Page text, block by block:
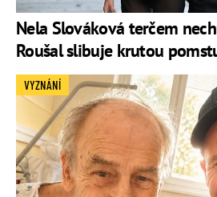
Nela Slováková terčem
Roušal slibuje krutou
VYZNÁNÍ